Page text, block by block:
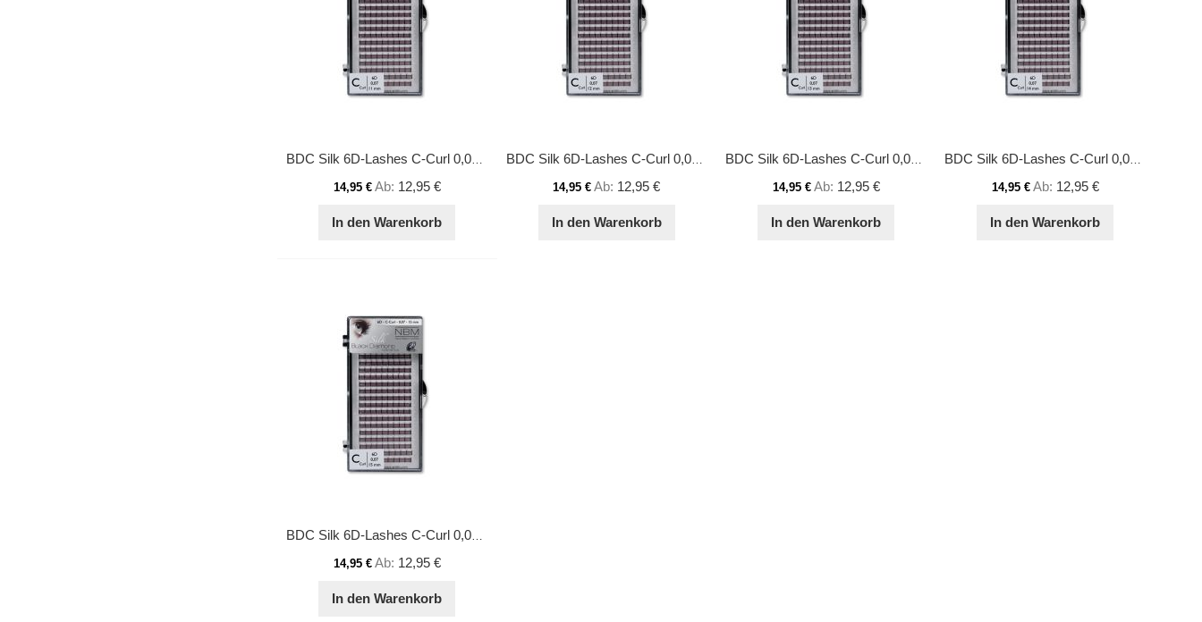
BDC Silk 6D-Lashes C-Curl 0,07 11 mm
14,95 € Ab 12,95 €
In den Warenkorb
BDC Silk 6D-Lashes C-Curl 0,07 12 mm
14,95 € Ab 12,95 €
In den Warenkorb
BDC Silk 6D-Lashes C-Curl 0,07 13 mm
14,95 € Ab 12,95 €
In den Warenkorb
BDC Silk 6D-Lashes C-Curl 0,07 14 mm
14,95 € Ab 12,95 €
In den Warenkorb
BDC Silk 6D-Lashes C-Curl 0,07 15 mm
14,95 € Ab 12,95 €
In den Warenkorb